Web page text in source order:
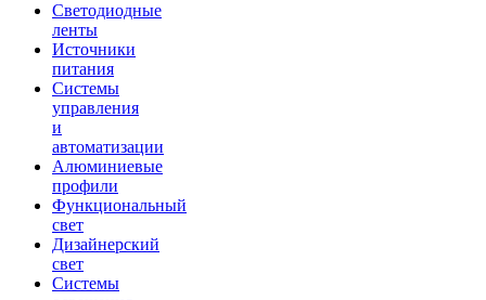
Светодиодные
ленты
Источники
питания
Системы
управления
и
автоматизации
Алюминиевые
профили
Функциональный
свет
Дизайнерский
свет
Системы